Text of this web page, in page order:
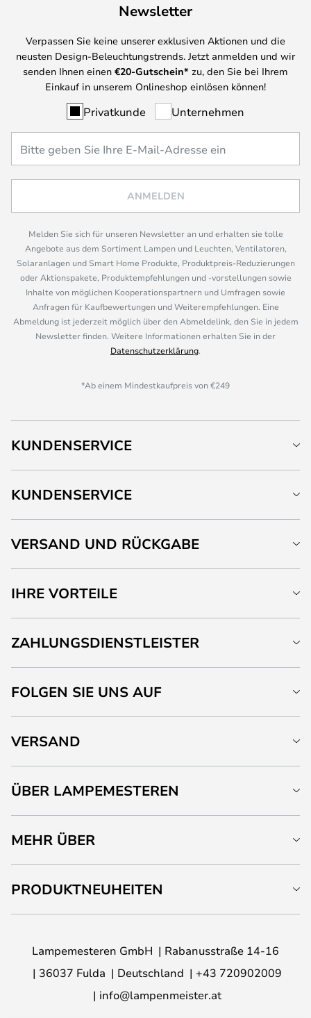
Newsletter
Verpassen Sie keine unserer exklusiven Aktionen und die
neusten Design-Beleuchtungstrends. Jetzt anmelden und wir
senden Ihnen einen €20-Gutschein* zu, den Sie bei Ihrem
Einkauf in unserem Onlineshop einlösen können!
Privatkunde Unternehmen
ANMELDEN
Melden Sie sich für unseren Newsletter an und erhalten sie tolle
Angebote aus dem Sortiment Lampen und Leuchten, Ventilatoren,
Solaranlagen und Smart Home Produkte, Produktpreis-Reduzierungen
oder Aktionspakete, Produktempfehlungen und -vorstellungen sowie
Inhalte von möglichen Kooperationspartnern und Umfragen sowie
Anfragen für Kaufbewertungen und Weiterempfehlungen. Eine
Abmeldung ist jederzeit möglich über den Abmeldelink, den Sie in jedem
Newsletter finden. Weitere Informationen erhalten Sie in der
Datenschutzerklärung.
*Ab einem Mindestkaufpreis von €249
KUNDENSERVICE
KUNDENSERVICE
VERSAND UND RÜCKGABE
IHRE VORTEILE
ZAHLUNGSDIENSTLEISTER
FOLGEN SIE UNS AUF
VERSAND
ÜBER LAMPEMESTEREN
MEHR ÜBER
PRODUKTNEUHEITEN
Lampemesteren GmbH
Rabanusstraße 14-16
36037 Fulda
Deutschland
+43 720902009
info@lampenmeister.at